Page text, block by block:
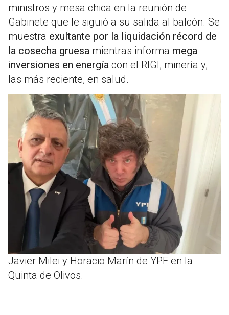
ministros y mesa chica en la reunión de
Gabinete que le siguió a su salida al balcón. Se
muestra exultante por la liquidación récord de
la cosecha gruesa mientras informa mega
inversiones en energía con el RIGI, minería y,
las más reciente, en salud.
Javier Milei y Horacio Marín de YPF en la
Quinta de Olivos.